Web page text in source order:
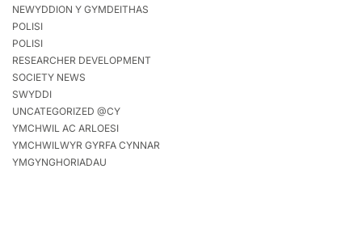
NEWYDDION Y GYMDEITHAS
POLISI
POLISI
RESEARCHER DEVELOPMENT
SOCIETY NEWS
SWYDDI
UNCATEGORIZED @CY
YMCHWIL AC ARLOESI
YMCHWILWYR GYRFA CYNNAR
YMGYNGHORIADAU